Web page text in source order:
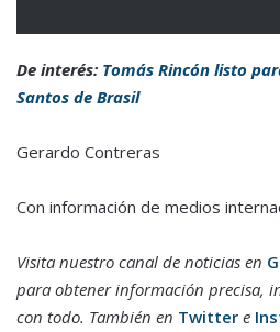
De interés: Tomás Rincón listo
Santos de Brasil
Gerardo Contreras
Con información de medios
Visita nuestro canal de noticias en
para obtener información precisa,
con todo. También en Twitter e